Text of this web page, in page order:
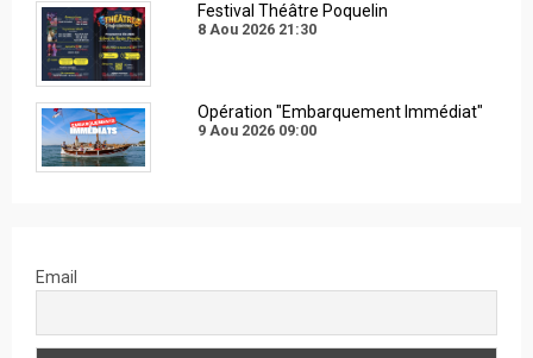
Festival Théâtre Poquelin
8 Aou 2026 21:30
Opération "Embarquement Immédiat"
9 Aou 2026 09:00
Email